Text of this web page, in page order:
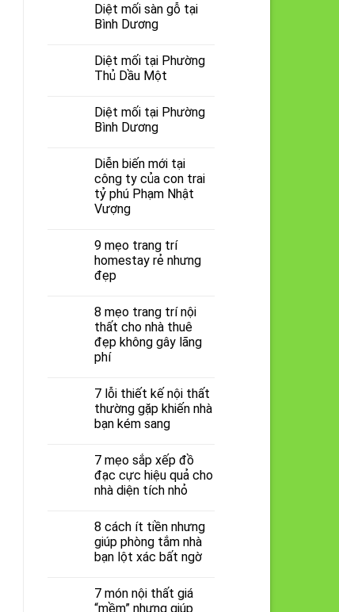
Diệt mối sàn gỗ tại
Bình Dương
Diệt mối tại Phường
Thủ Dầu Một
Diệt mối tại Phường
Bình Dương
Diễn biến mới tại
công ty của con trai
tỷ phú Phạm Nhật
Vượng
9 mẹo trang trí
homestay rẻ nhưng
đẹp
8 mẹo trang trí nội
thất cho nhà thuê
đẹp không gây lãng
phí
7 lỗi thiết kế nội thất
thường gặp khiến nhà
bạn kém sang
7 mẹo sắp xếp đồ
đạc cực hiệu quả cho
nhà diện tích nhỏ
8 cách ít tiền nhưng
giúp phòng tắm nhà
bạn lột xác bất ngờ
7 món nội thất giá
“mềm” nhưng giúp